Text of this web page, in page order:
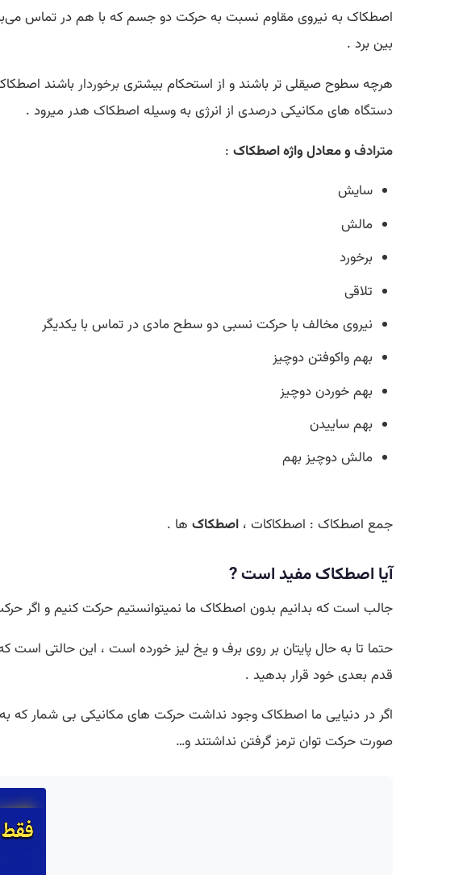
اصطکاک به نیروی مقاوم نسبت به حرکت دو جسم که با هم در تماس
بین برد .
هرچه سطوح صیقلی تر باشند و از استحکام بیشتری برخوردار باشند
دستگاه های مکانیکی درصدی از انرژی به وسیله اصطکاک هدر میرود .
مترادفو معادل واژه اصطکاک :
سایش
مالش
برخورد
تلاقی
نیروی مخالف با حرکت نسبی دو سطح مادی در تماس با یکدیگر
بهم واکوفتن دوچیز
بهم خوردن دوچیز
بهم ساییدن
مالش دوچیز بهم
جمع اصطکاک : اصطکاکات ، اصطکاک ها .
آیا اصطکاک مفید است ?
جالب است که بدانیم بدون اصطکاک ما نمیتوانستیم حرکت کنیم و اگر
حتما تا به حال پایتان بر روی برف و یخ لیز خورده است ، این حالتی
قدم بعدی خود قرار بدهید .
اگر در دنیایی ما اصطکاک وجود نداشت حرکت های مکانیکی بی شمار که به
صورت حرکت توان ترمز گرفتن نداشتند و…